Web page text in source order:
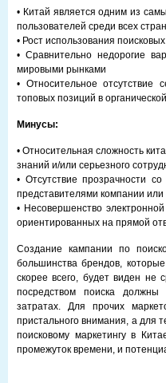
• Китай является одним из
пользователей среди всех
• Рост использования
• Сравнительно недорогие
мировыми рынками
• Относительное отсутствие
топовых позиций в
Минусы:
• Относительная сложность
знаний и/или серьезного
• Отсутствие прозрачности
представителями компании
• Несовершенство
ориентированных на прямой
Создание кампании по
большинства брендов,
скорее всего, будет виден не
посредством поиска
затратах. Для прочих
пристального внимания, а для
поисковому маркетингу в
промежуток времени, и